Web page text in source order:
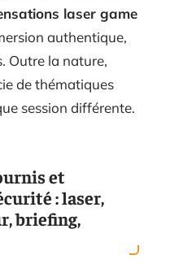
laser game
authentique,
Outre la nature,
de thématiques
session différente.
et
: laser,
briefing,